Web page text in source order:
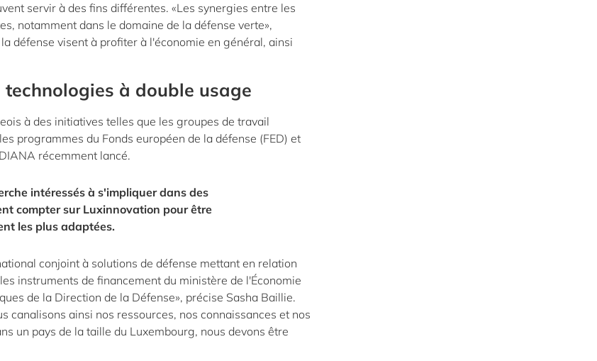
servir à des fins différentes. «Les synergies entre les
notamment dans le domaine de la défense verte»,
défense visent à profiter à l'économie en général, ainsi
à double usage
à des initiatives telles que les groupes de travail
programmes du Fonds européen de la défense (FED) et
récemment lancé.
intéressés à s'impliquer dans des
compter sur Luxinnovation pour être
les plus adaptées.
conjoint à solutions de défense mettant en relation
instruments de financement du ministère de l'Économie
de la Direction de la Défense», précise Sasha Baillie.
canalisons ainsi nos ressources, nos connaissances et nos
un pays de la taille du Luxembourg, nous devons être